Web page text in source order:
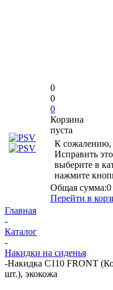
0
0
0
Корзина
пуста
К сожалению,
Исправить
выберите в
нажмите
Общая сумма:0
Перейти в
Главная
-
Каталог
-
Накидки на сиденья
-Накидка C110 FRONT
шт.), экокожа